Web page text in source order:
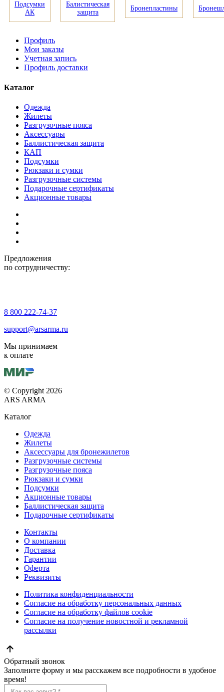
Подсумки
АК
Балистическая
защита
Бронепластины
Профиль
Мои заказы
Учетная запись
Профиль доставки
Каталог
Одежда
Жилеты
Разгрузочные пояса
Аксессуары
Баллистическая защита
КАП
Подсумки
Рюкзаки и сумки
Разгрузочные системы
Подарочные сертификаты
Акционные товары
Предложения
по сотрудничеству:
8 800 222-74-37
support@arsarma.ru
Мы принимаем
к оплате
© Copyright 2026
ARS ARMA
Каталог
Одежда
Жилеты
Аксессуары для бронежилетов
Разгрузочные системы
Разгрузочные пояса
Рюкзаки и сумки
Подсумки
Акционные товары
Баллистическая защита
Подарочные сертификаты
Контакты
О компании
Доставка
Гарантии
Оферта
Реквизиты
Политика конфиденциальности
Согласие на обработку персональных данных
Согласие на обработку файлов cookie
Согласие на получение новостной и рекламной
рассылки
Обратный звонок
Заполните форму и мы расскажем все подробности в удобное
время!